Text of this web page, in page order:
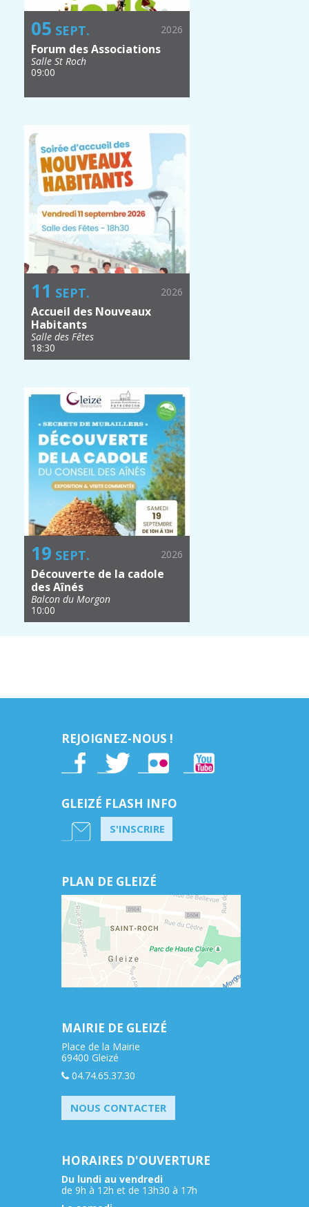
05 SEPT. 2026
Forum des Associations
Salle St Roch
09:00
11 SEPT. 2026
Accueil des Nouveaux
Habitants
Salle des Fêtes
18:30
19 SEPT. 2026
Découverte de la cadole
des Aînés
Balcon du Morgon
10:00
REJOIGNEZ-NOUS !
GLEIZÉ FLASH INFO
S'INSCRIRE
PLAN DE GLEIZÉ
MAIRIE DE GLEIZÉ
Place de la Mairie
69400 Gleizé
04.74.65.37.30
NOUS CONTACTER
HORAIRES D'OUVERTURE
Du lundi au vendredi
de 9h à 12h et de 13h30 à 17h